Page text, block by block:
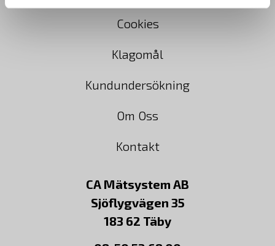
Cookies
Klagomål
Kundundersökning
Om Oss
Kontakt
CA Mätsystem AB
Sjöflygvägen 35
183 62 Täby